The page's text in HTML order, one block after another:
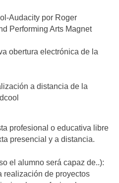
Audacity por Roger
Performing Arts Magnet
obertura electrónica de la
a distancia de la
profesional o educativa libre
presencial y a distancia.
el alumno será capaz de..):
realización de proyectos